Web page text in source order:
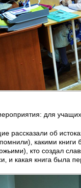
для
рассказали об
какими
кто создал
и какая книга была